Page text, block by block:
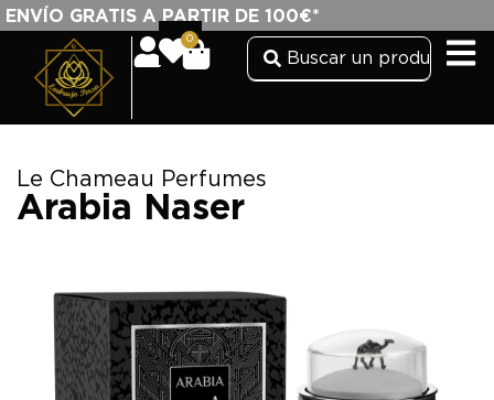
ENVÍO GRATIS A PARTIR DE 100€*
0
Le Chameau Perfumes
Arabia Naser